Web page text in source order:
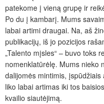
patekome į vieną grupę ir
Po du į kambarį. Mums
labai artimi draugai. Na, aš
publikacijų, iš jo pozicijos
„Talento mįsles“ – buvo toks
nomenklatūrėlę. Mums nieko
dalijomės mintimis,
liko labai artimas iki tos
kvailio siautėjimą.